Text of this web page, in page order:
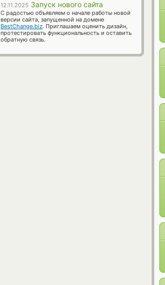
12.11.2025 Запуск нового сайта
С радостью объявляем о начале работы новой
версии сайта, запущенной на домене
BestChange.biz. Приглашаем оценить дизайн,
протестировать функциональность и оставить
обратную связь.